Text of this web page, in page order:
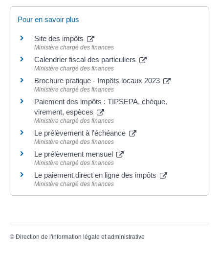
Pour en savoir plus
Site des impôts
Ministère chargé des finances
Calendrier fiscal des particuliers
Ministère chargé des finances
Brochure pratique - Impôts locaux 2023
Ministère chargé des finances
Paiement des impôts : TIPSEPA, chèque,
virement, espèces
Ministère chargé des finances
Le prélèvement à l'échéance
Ministère chargé des finances
Le prélèvement mensuel
Ministère chargé des finances
Le paiement direct en ligne des impôts
Ministère chargé des finances
© Direction de l'information légale et administrative